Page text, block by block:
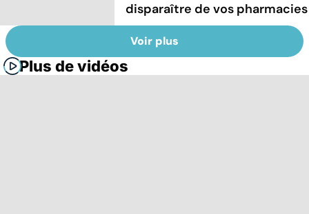
disparaître de vos pharmacies
Voir plus
Plus de vidéos